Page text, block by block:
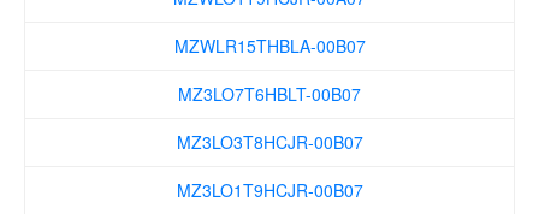
MZ3LO7T6HBLT-00B07
MZ3LO3T8HCJR-00B07
MZ3LO1T9HCJR-00B07
MZ3LO15THBLA-00B07